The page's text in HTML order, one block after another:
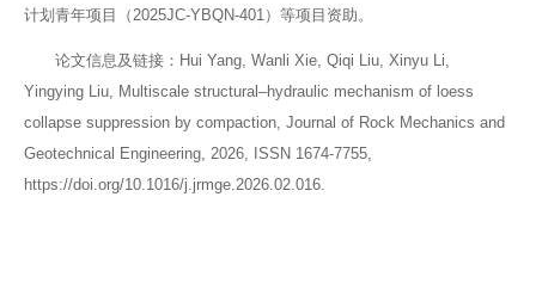
计划青年项目（2025JC-YBQN-401）等项目资助。
论文信息及链接：Hui Yang, Wanli Xie, Qiqi Liu, Xinyu Li,
Yingying Liu, Multiscale structural–hydraulic mechanism of loess
collapse suppression by compaction, Journal of Rock Mechanics and
Geotechnical Engineering, 2026, ISSN 1674-7755,
https://doi.org/10.1016/j.jrmge.2026.02.016.